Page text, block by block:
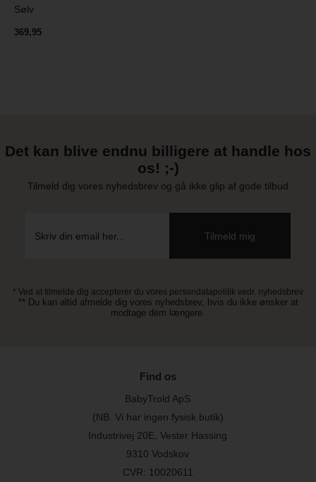
Sølv
369,95
Det kan blive endnu billigere at handle hos
os! ;-)
Tilmeld dig vores nyhedsbrev og gå ikke glip af gode tilbud
* Ved at tilmelde dig accepterer du vores persondatapolitik vedr. nyhedsbrev
** Du kan altid afmelde dig vores nyhedsbrev, hvis du ikke ønsker at
modtage dem længere.
Find os
BabyTrold ApS
(NB. Vi har ingen fysisk butik)
Industrivej 20E, Vester Hassing
9310 Vodskov
CVR: 10020611